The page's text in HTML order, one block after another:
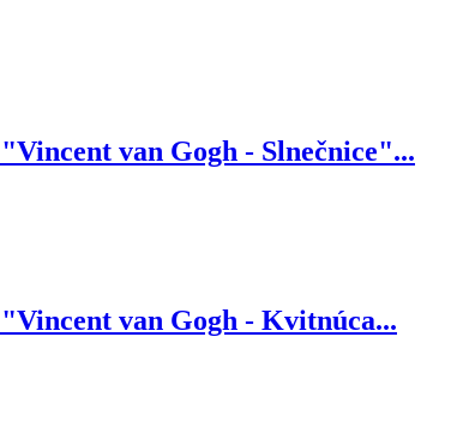
van Gogh - Slnečnice"...
van Gogh - Kvitnúca...